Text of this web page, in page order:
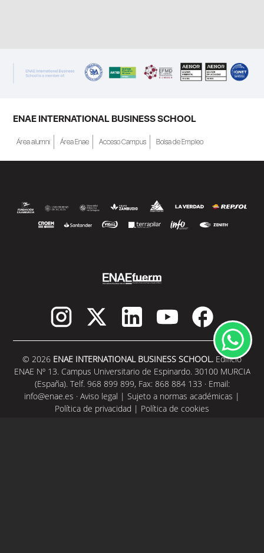
ENAE INTERNATIONAL BUSINESS SCHOOL
Área alumni Área Enae Acceso Campus Bolsa de Empleo
© 2026 ENAE INTERNATIONAL BUSINESS SCHOOL. Edificio
ENAE Nº 13. Campus Universitario de Espinardo. 30100 MURCIA
(España). Telf. 968 899 899, Fax: 868 884 133 · Email:
info@enae.es · Aviso legal | Sujeto a normas académicas |
Política de privacidad | Política de cookies